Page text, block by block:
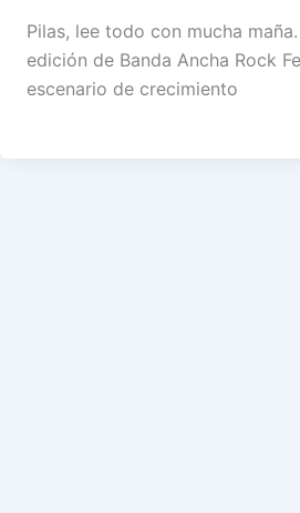
Pilas, lee todo con mucha
edición de Banda Ancha Rock
escenario de crecimiento